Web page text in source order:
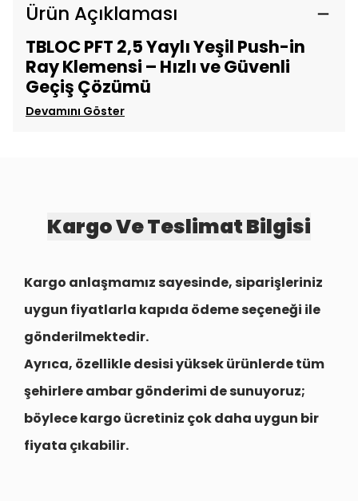
Ürün Açıklaması
TBLOC PFT 2,5 Yaylı Yeşil Push-in
Ray Klemensi – Hızlı ve Güvenli
Geçiş Çözümü
Devamını Göster
Kargo Ve Teslimat Bilgisi
Kargo anlaşmamız sayesinde, siparişleriniz
uygun fiyatlarla kapıda ödeme seçeneği ile
gönderilmektedir.
Ayrıca, özellikle desisi yüksek ürünlerde tüm
şehirlereambar gönderimi de sunuyoruz;
böylece kargo ücretiniz çok daha uygun bir
fiyata çıkabilir.